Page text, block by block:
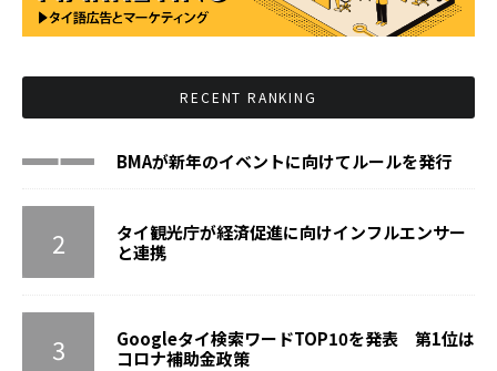
RECENT RANKING
BMAが新年のイベントに向けてルールを発行
タイ観光庁が経済促進に向けインフルエンサー
と連携
Googleタイ検索ワードTOP10を発表 第1位は
コロナ補助金政策